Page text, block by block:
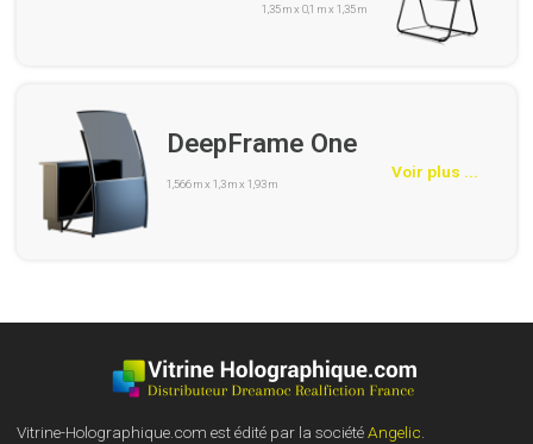
1,35 m x 0,1 m x 1,35 m
DeepFrame One
1,566 m x 1,3 m x 1,93 m
Voir plus ...
Vitrine-Holographique.com est édité par la sociétéAngelic